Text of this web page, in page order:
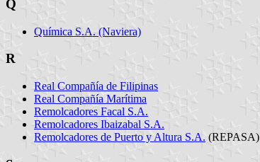
Q
Química S.A. (Naviera)
R
Real Compañía de Filipinas
Real Compañía Marítima
Remolcadores Facal S.A.
Remolcadores Ibaizabal S.A.
Remolcadores de Puerto y Altura S.A. (REPASA)